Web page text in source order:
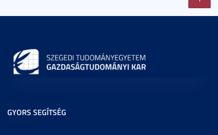
GYORS SEGÍTSÉG